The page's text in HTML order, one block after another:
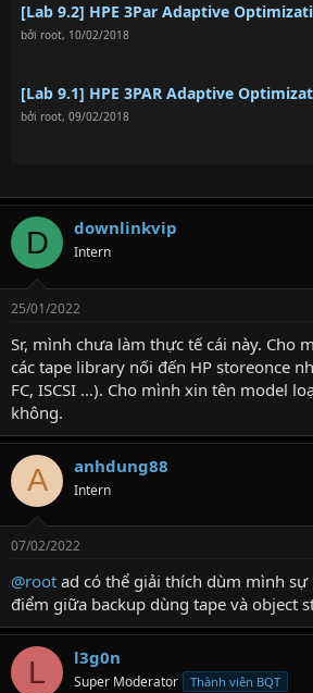
[Lab 9.2] HPE 3Par Adaptive
bởi root, 10/02/2018
[Lab 9.1] HPE 3PAR Adaptive
bởi root, 09/02/2018
D downlinkvip
Intern
25/01/2022
Sr, mình chưa làm thực tế cái này. Cho
các tape library nối đến HP storeonce
FC, ISCSI ...). Cho mình xin tên model
không.
A anhdung88
Intern
07/02/2022
@root ad có thể giải thích dùm mình
điểm giữa backup dùng tape và object
L l3g0n
Super Moderator Thành viên BQT